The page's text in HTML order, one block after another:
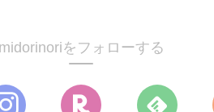
midorinoriをフォローする